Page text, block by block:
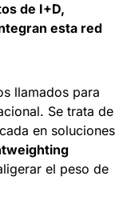
de I+D,
esta red
llamados para
Se trata de
en soluciones
el peso de